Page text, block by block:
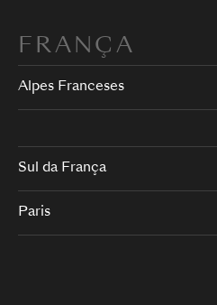
FRANÇA
Alpes Franceses
Sul da França
Paris